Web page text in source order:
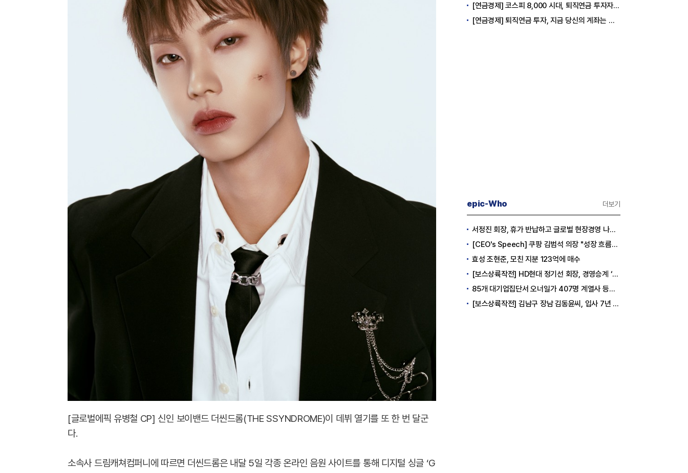
[글로벌에픽 유병철 CP] 신인 보이밴드 더씬드롬(THE SSYNDROME)이 데뷔 열기를 또 한 번 달군
다.
소속사 드림캐쳐컴퍼니에 따르면 더씬드롬은 내달 5일 각종 온라인 음원 사이트를 통해 디지털 싱글 ‘G
[연금경제] 코스피 8,000 시대, 퇴직연금 투자자는 왜 지금 FOMO를 경계해야 하는가
[연금경제] 퇴직연금 투자, 지금 당신의 계좌는 어느 편인가?
epic-Who 더보기
서정진 회장, 휴가 반납하고 글로벌 현장경영 나선다
[CEO's Speech] 쿠팡 김범석 의장 "성장 흐름은 변하지 않았다"
효성 조현준, 모친 지분 123억에 매수
[보스상륙작전] HD현대 정기선 회장, 경영승계 ‘큰 걸음’
85개 대기업집단서 오너일가 407명 계열사 등기임원 등재
[보스상륙작전] 김남구 장남 김동윤씨, 입사 7년 만에 한투증권 임원 승진... '3세 경영' 행보